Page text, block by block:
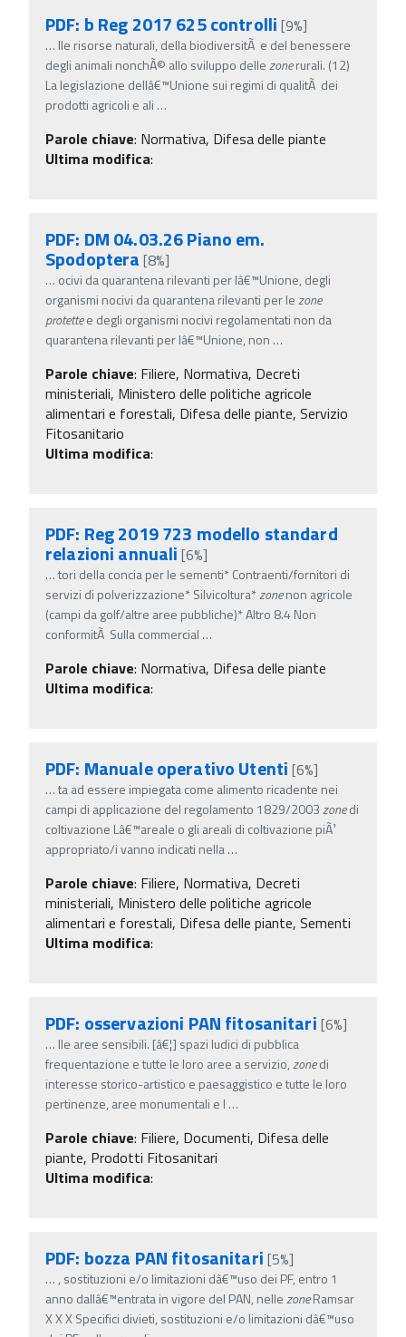
PDF: b Reg 2017 625 controlli [9%]
… lle risorse naturali, della biodiversitÃ e del benessere
degli animali nonchÃ© allo sviluppo dellezonerurali. (12)
La legislazione dellâ€™Unione sui regimi di qualitÃ dei
prodotti agricoli e ali …
Parole chiave: Normativa, Difesa delle piante
Ultima modifica:
PDF: DM 04.03.26 Piano em.
Spodoptera [8%]
… ocivi da quarantena rilevanti per lâ€™Unione, degli
organismi nocivi da quarantena rilevanti per lezone
protettee degli organismi nocivi regolamentati non da
quarantena rilevanti per lâ€™Unione, non …
Parole chiave: Filiere, Normativa, Decreti
ministeriali, Ministero delle politiche agricole
alimentari e forestali, Difesa delle piante, Servizio
Fitosanitario
Ultima modifica:
PDF: Reg 2019 723 modello standard
relazioni annuali [6%]
…tori della concia per le sementi* Contraenti/fornitori di
servizi di polverizzazione* Silvicoltura*zonenon agricole
(campi da golf/altre aree pubbliche)* Altro 8.4 Non
conformitÃ Sulla commercial …
Parole chiave: Normativa, Difesa delle piante
Ultima modifica:
PDF: Manuale operativo Utenti [6%]
…ta ad essere impiegata come alimento ricadente nei
campi di applicazione del regolamento 1829/2003zonedi
coltivazione Lâ€™areale o gli areali di coltivazione piÃ¹
appropriato/i vanno indicati nella…
Parole chiave: Filiere, Normativa, Decreti
ministeriali, Ministero delle politiche agricole
alimentari e forestali, Difesa delle piante, Sementi
Ultima modifica:
PDF: osservazioni PAN fitosanitari [6%]
… lle aree sensibili. [â€¦] spazi ludici di pubblica
frequentazione e tutte le loro aree a servizio,zonedi
interesse storico-artistico e paesaggistico e tutte le loro
pertinenze, aree monumentali e l …
Parole chiave: Filiere, Documenti, Difesa delle
piante, Prodotti Fitosanitari
Ultima modifica:
PDF: bozza PAN fitosanitari [5%]
… , sostituzioni e/o limitazioni dâ€™uso dei PF, entro 1
anno dallâ€™entrata in vigore del PAN, nellezoneRamsar
X X X Specifici divieti, sostituzioni e/o limitazioni dâ€™uso